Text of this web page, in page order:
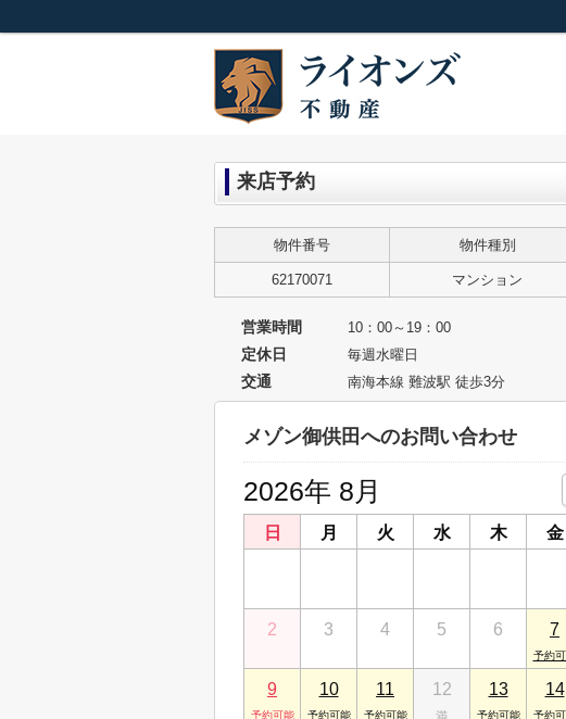
来店予約
物件番号 物件種別
62170071 マンション
営業時間 10：00～19：00
定休日 毎週水曜日
交通 南海本線 難波駅 徒歩3分
メゾン御供田へのお問い合わせ
2026年 8月
日 月 火 水 木 金
2 3 4 5 6 7
9 10 11 12 13 14